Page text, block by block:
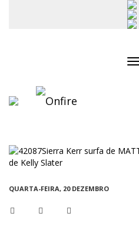
QUARTA-FEIRA, 20 DEZEMBRO